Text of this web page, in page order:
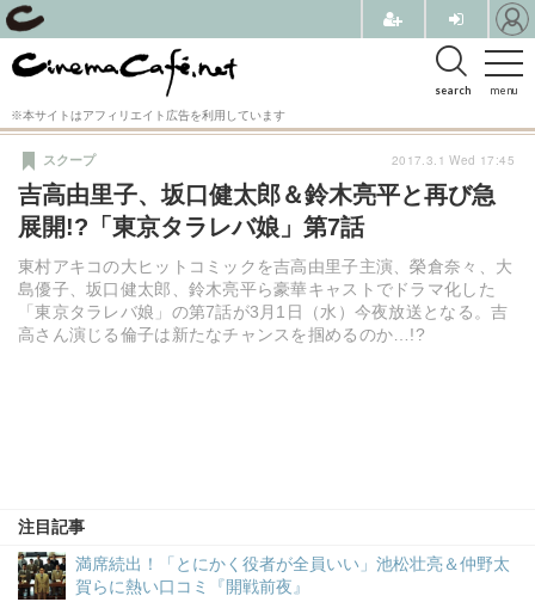
menu
search
※本サイトはアフィリエイト広告を利用しています
吉高由里子、坂口健太郎＆鈴木亮平と再び急
展開!?「東京タラレバ娘」第7話
東村アキコの大ヒットコミックを吉高由里子主演、榮倉奈々、大
島優子、坂口健太郎、鈴木亮平ら豪華キャストでドラマ化した
「東京タラレバ娘」の第7話が3月1日（水）今夜放送となる。吉
高さん演じる倫子は新たなチャンスを掴めるのか…!?
スクープ
注目記事
満席続出！「とにかく役者が全員いい」池松壮亮＆仲野太
賀らに熱い口コミ『開戦前夜』
2017.3.1 Wed 17:45